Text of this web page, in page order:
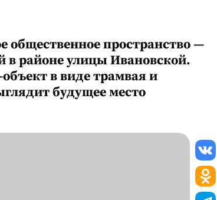
общественное пространство —
районе улицы Ивановской.
в виде трамвая и
будущее место